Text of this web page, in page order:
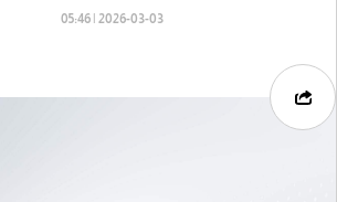
2026-03-03 | 05:46